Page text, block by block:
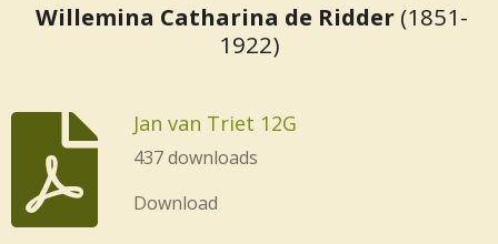
Willemina Catharina de Ridder (1851-
1922)
Jan van Triet 12G
437 downloads
Download